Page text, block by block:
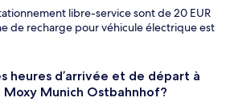
libre-service sont de 20 EUR
de recharge pour véhicule électrique est
heures d’arrivée et de départ à
Moxy Munich Ostbahnhof?